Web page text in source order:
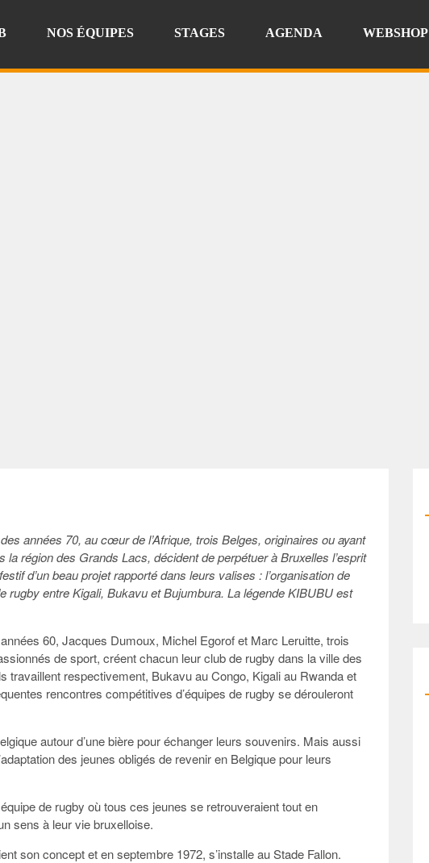
NOS ÉQUIPES STAGES AGENDA WEBSHOP
années 70, au cœur de l’Afrique, trois Belges, originaires ou ayant
la région des Grands Lacs, décident de perpétuer à Bruxelles l’esprit
d’un beau projet rapporté dans leurs valises : l’organisation de
rugby entre Kigali, Bukavu etBujumbura. La légende KIBUBU est
60, Jacques Dumoux, Michel Egorof et Marc Leruitte, trois
desport, créent chacun leur club de rugby dans la ville des
travaillent respectivement, Bukavu au Congo, Kigali au Rwanda et
rencontres compétitives d’équipes de rugby se dérouleront
autour d’une bière pour échanger leurs souvenirs. Mais aussi
des jeunes obligés de revenir en Belgique pour leurs
de rugby où tous ces jeunes se retrouveraient tout en
sens à leur vie bruxelloise.
son concept et en septembre 1972, s’installe au Stade Fallon.